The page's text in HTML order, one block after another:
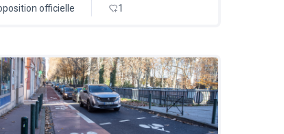
officielle 1